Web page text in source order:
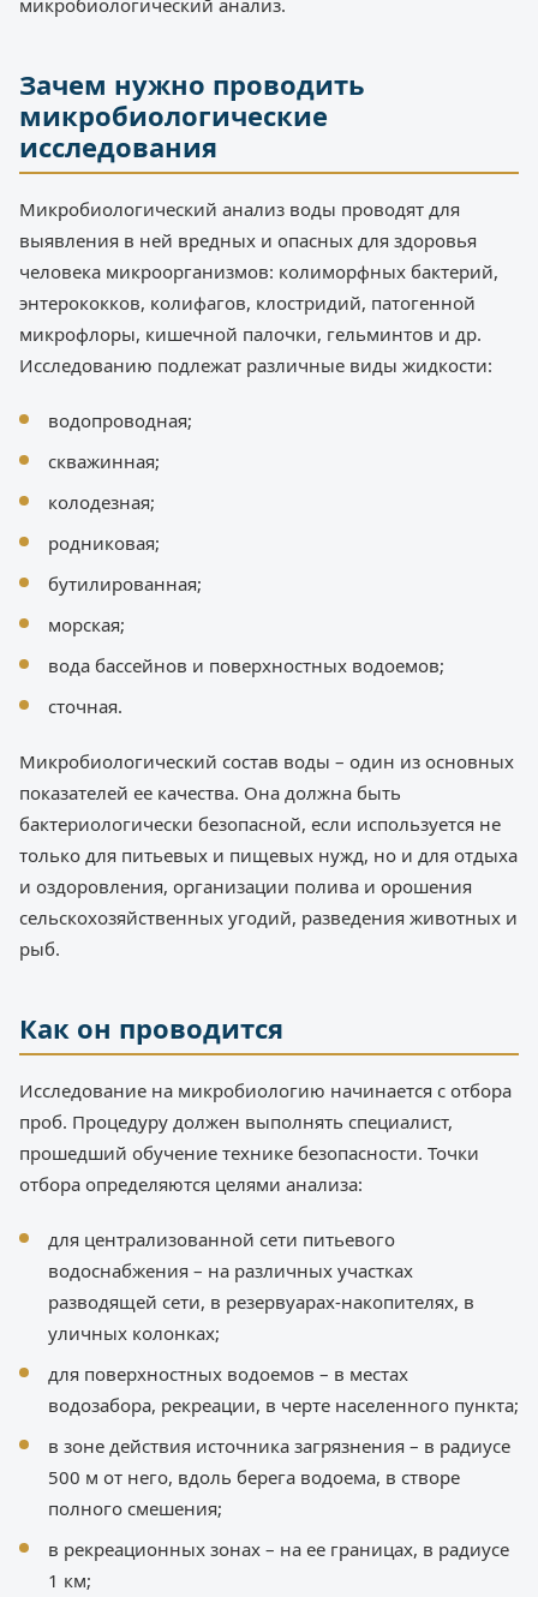
микробиологический анализ.
Зачем нужно проводить
микробиологические
исследования
Микробиологический анализ воды проводят для
выявления в ней вредных и опасных для здоровья
человека микроорганизмов: колиморфных бактерий,
энтерококков, колифагов, клостридий, патогенной
микрофлоры, кишечной палочки, гельминтов и др.
Исследованию подлежат различные виды жидкости:
водопроводная;
скважинная;
колодезная;
родниковая;
бутилированная;
морская;
вода бассейнов и поверхностных водоемов;
сточная.
Микробиологический состав воды – один из основных
показателей ее качества. Она должна быть
бактериологически безопасной, если используется не
только для питьевых и пищевых нужд, но и для отдыха
и оздоровления, организации полива и орошения
сельскохозяйственных угодий, разведения животных и
рыб.
Как он проводится
Исследование на микробиологию начинается с отбора
проб. Процедуру должен выполнять специалист,
прошедший обучение технике безопасности. Точки
отбора определяются целями анализа:
для централизованной сети питьевого
водоснабжения – на различных участках
разводящей сети, в резервуарах-накопителях, в
уличных колонках;
для поверхностных водоемов – в местах
водозабора, рекреации, в черте населенного пункта;
в зоне действия источника загрязнения – в радиусе
500 м от него, вдоль берега водоема, в створе
полного смешения;
в рекреационных зонах – на ее границах, в радиусе
1 км;